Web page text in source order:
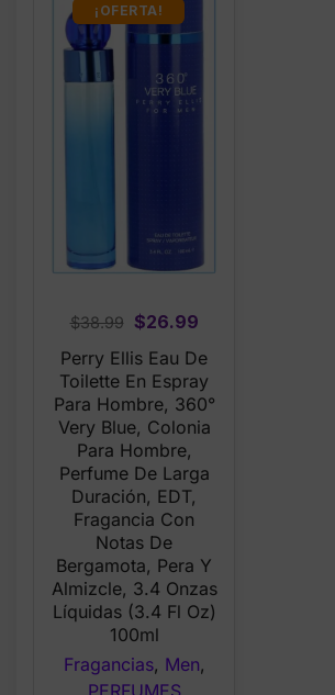
¡OFERTA!
$38.99
Original
price
was:
$38.99.
$26.99Current
is:
$26.99.
Perry Ellis Eau De
Toilette En Espray
Para Hombre, 360°
Very Blue, Colonia
Para Hombre,
Perfume De Larga
Duración, EDT,
Fragancia Con
Notas De
Bergamota, Pera Y
Almizcle, 3.4 Onzas
Líquidas (3.4 Fl Oz)
100ml
Fragancias, Men,